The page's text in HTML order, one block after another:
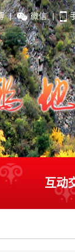
| 微信 |
互动